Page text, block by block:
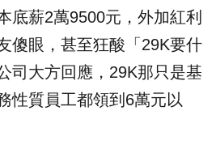
底薪2萬9500元，外加紅利
傻眼，甚至狂酸「29K要什
司大方回應，29K那只是基
性質員工都領到6萬元以